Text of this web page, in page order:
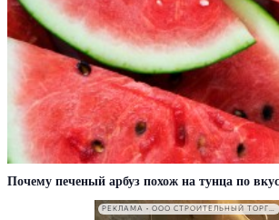
Почему печеный арбуз похож на тунца по
РЕКЛАМА • ООО СТРОИТЕЛЬНЫЙ ТОРГОВЫЙ ДОМ «ПЕТРОВИЧ». ИНН: 7802348846